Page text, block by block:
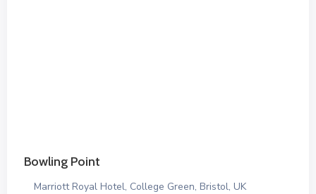
Bowling Point
Marriott Royal Hotel, College Green, Bristol, UK